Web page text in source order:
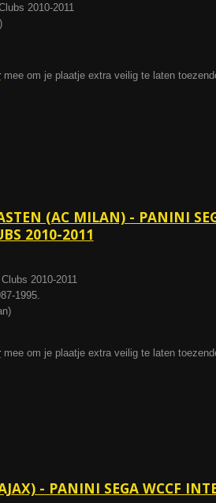
2010-2011
mee om je plaatje extra veilig te laten
(AC MILAN) - PANINI
2010-2011
2010-2011
1995.
mee om je plaatje extra veilig te laten
- PANINI SEGA WCCF